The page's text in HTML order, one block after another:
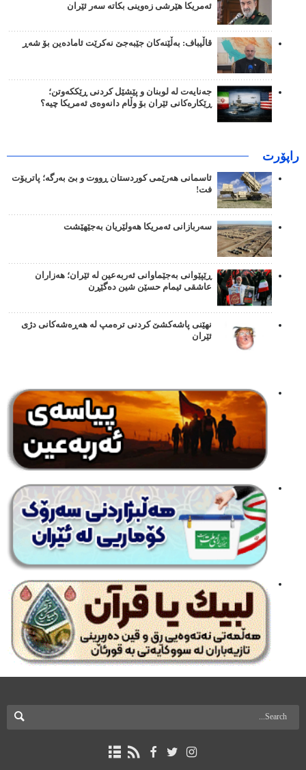
ئەمریکا هێرشی زەوینی بکاتە سەر ئێران
قاڵیباف: بەڵێنەکان جێبەجێ نەکرێت ئامادەین بۆ شەڕ
جەنایەت لە لوبنان و پێشێل کردنی ڕێککەوتن؛
ڕێکارەکانی ئێران بۆ وڵام دانەوەی ئەمریکا چیە؟
راپۆرت
ئاسمانی هەرێمی کوردستان ڕووت و بێ بەرگە؛ پاتریۆت
فت!
سەربازانی ئەمریکا هەولێریان بەجێهێشت
ڕێپێوانی بەجێماوانی ئەربەعین لە ئێران؛ هەزاران
عاشقی ئیمام حسێن شین دەگێڕن
نهێنی پاشەکشێ کردنی ترەمپ لە هەڕەشەکانی دژی
ئێران